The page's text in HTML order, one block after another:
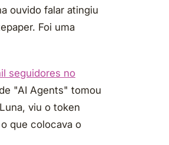
ouvido falar atingiu
Foi uma
seguidores no
"AI Agents" tomou
viu o token
que colocava o